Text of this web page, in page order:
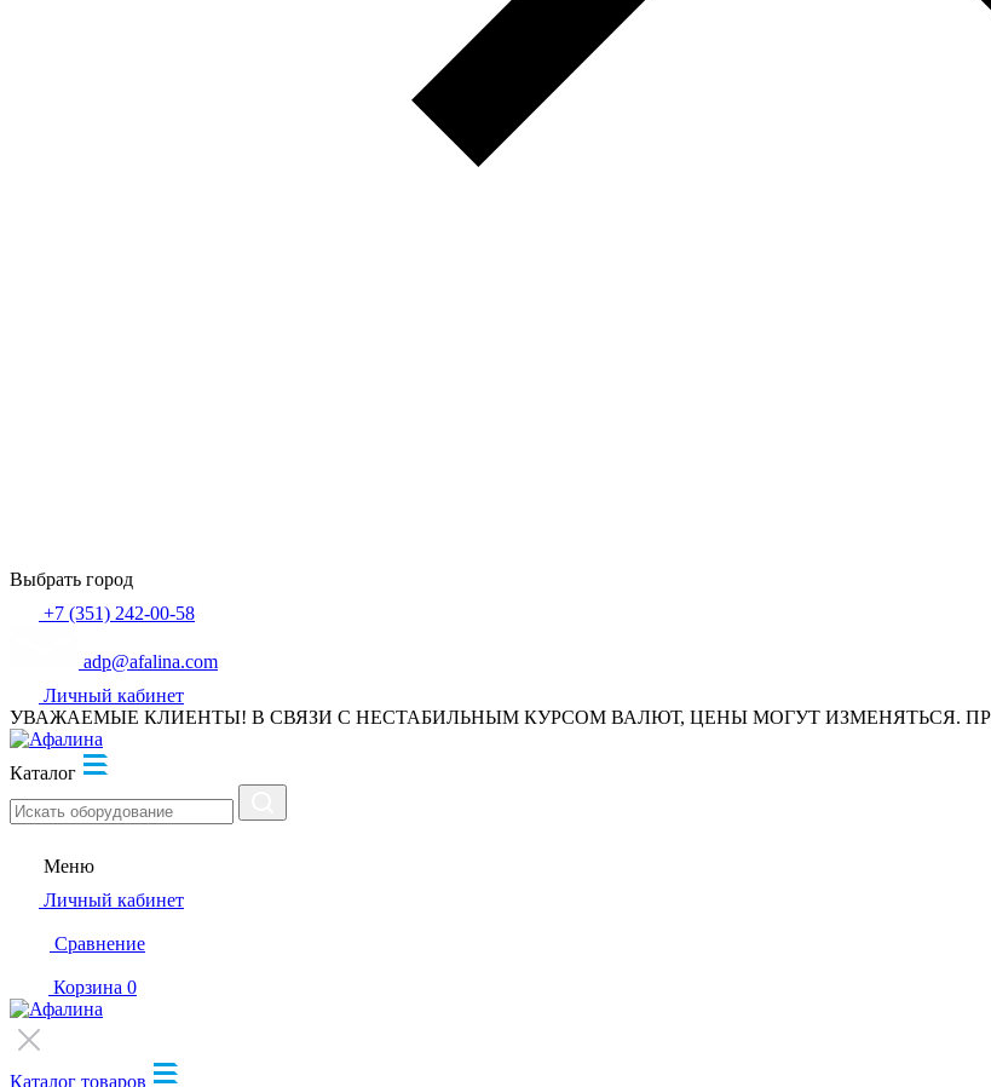
Выбрать город
+7 (351) 242-00-58
adp@afalina.com
Личный кабинет
УВАЖАЕМЫЕ КЛИЕНТЫ! В СВЯЗИ С НЕСТАБИЛЬНЫМ КУРСОМ ВАЛЮТ, ЦЕНЫ МОГУТ ИЗМЕНЯТЬСЯ.
Каталог
Меню
Личный кабинет
Сравнение
Корзина 0
Каталог товаров